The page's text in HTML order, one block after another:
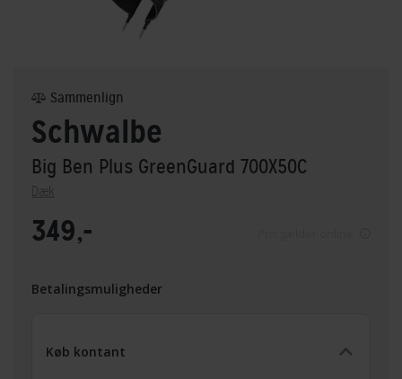
Schwalbe
Big Ben Plus GreenGuard 700X50C
Dæk
Sammenlign
349,-
Betalingsmuligheder
Køb kontant